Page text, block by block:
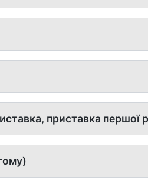
приставка першої